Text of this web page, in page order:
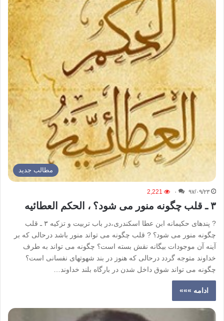
مطالب جدید
۹۷/۰۹/۲۳ ۰ 2,221
۳ ـ قلب چگونه منور می شود؟ ، الحکم العطائیه
? پندهای حکیمانه ابن عطا اسکندری،در باب تربیت و تزکیه ۳ ـ قلب
چگونه منور می شود؟ ? قلب چگونه می تواند منور باشد درحالی که بر
آینه آن موجودات بیگانه نقش بسته است؟ چگونه می تواند به طرف
خداوند متوجه گردد درحالی که هنوز در بند شهوتهای نفسانی است؟
چگونه می تواند شوق داخل شدن در بارگاه بلند خداوند…
ادامه »»»